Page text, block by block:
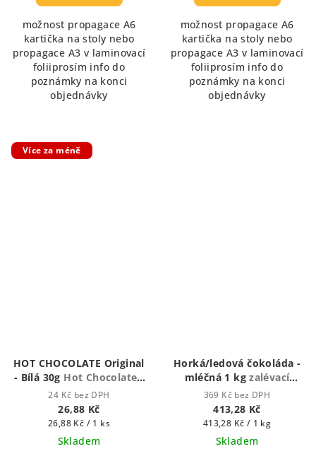
z
5
hvězdiček.
možnost propagace A6
kartička na stoly nebo
propagace A3 v laminovací
foliiprosím info do
poznámky na konci
objednávky
z
5
hvězdiček.
možnost propagace A6
kartička na stoly nebo
propagace A3 v laminovací
foliiprosím info do
poznámky na konci
objednávky
Více za méně
HOT CHOCOLATE Original
- Bílá 30g Hot Chocolate -
Houstnoucí krémová
čokoláda
24 Kč bez DPH
26,88 Kč
Měrná
cena:
26,88 Kč / 1 ks
Skladem
Horká/ledová čokoláda -
mléčná 1 kgzalévací
vodou nebo mlékem)
369 Kč bez DPH
413,28 Kč
Měrná
cena:
413,28 Kč / 1 kg
Skladem